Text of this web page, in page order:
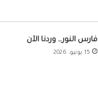
فارس النور… وردنا الآن
15 يونيو، 2026